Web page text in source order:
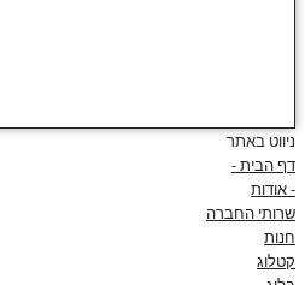
ניווט באתר
דף הבית -
- אודות
שרותי החברה
חנות
קטלוג